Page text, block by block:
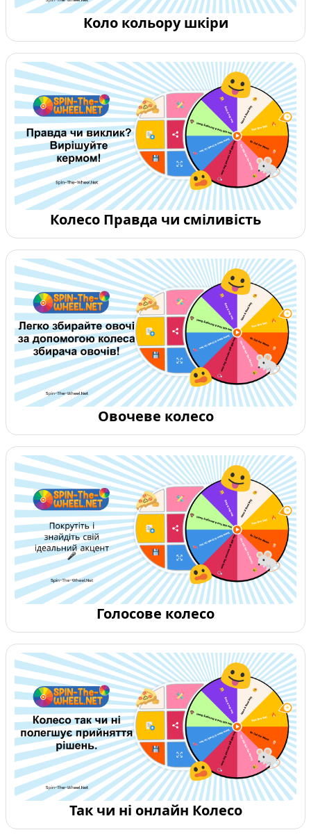
Коло кольору шкіри
Колесо Правда чи сміливість
Овочеве колесо
Голосове колесо
Так чи ні онлайн Колесо